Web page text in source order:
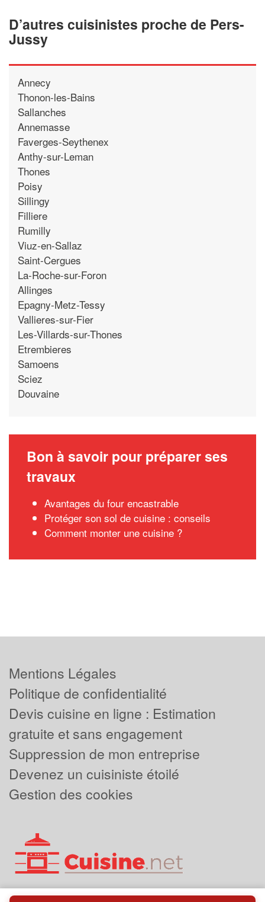
D’autres cuisinistes proche de Pers-
Jussy
Annecy
Thonon-les-Bains
Sallanches
Annemasse
Faverges-Seythenex
Anthy-sur-Leman
Thones
Poisy
Sillingy
Filliere
Rumilly
Viuz-en-Sallaz
Saint-Cergues
La-Roche-sur-Foron
Allinges
Epagny-Metz-Tessy
Vallieres-sur-Fier
Les-Villards-sur-Thones
Etrembieres
Samoens
Sciez
Douvaine
Bon à savoir pour préparer ses
travaux
Avantages du four encastrable
Protéger son sol de cuisine : conseils
Comment monter une cuisine ?
Mentions Légales
Politique de confidentialité
Devis cuisine en ligne : Estimation
gratuite et sans engagement
Suppression de mon entreprise
Devenez un cuisiniste étoilé
Gestion des cookies